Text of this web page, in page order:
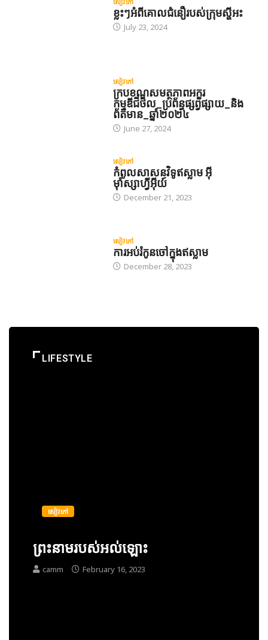
ខ្លះៗអំពីគោលជំនឿរបស់ក្រុមស្ហីអះ
July 23, 2024
សៀវភៅ
ក្របខណ្ឌសមត្ថភាពអក្ខរ
កម្មឌីជីថល_ប្រព័ន្ធផ្សព្វផ្សាយ_និង
ព័ត៌មាន_ឆ្នាំ២០២៤
June 27, 2024
សៀវភៅ
កំពូលសាសនវិទូឥស្លាម អ៊ី
ម៉ាំស្សាហ្វីអ៊ីយ៍
December 21, 2023
សៀវភៅ
ការអប់រំកូនចៅក្នុងឥស្លាម
December 28, 2023
LIFESTYLE
សៀវភៅ
ព្រះនាមរបស់អល់ឡោះ
camm February 16, 2023